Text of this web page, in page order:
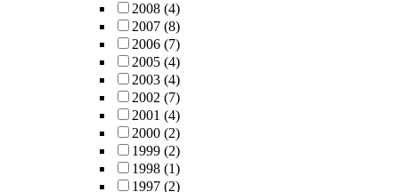
2008 (4)
2007 (8)
2006 (7)
2005 (4)
2003 (4)
2002 (7)
2001 (4)
2000 (2)
1999 (2)
1998 (1)
1997 (2)